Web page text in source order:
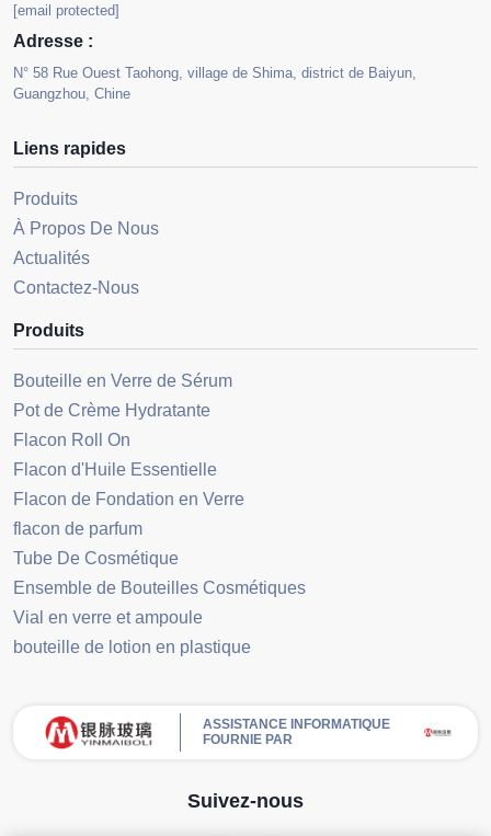
[email protected]
Adresse :
N° 58 Rue Ouest Taohong, village de Shima, district de Baiyun,
Guangzhou, Chine
Liens rapides
Produits
À Propos De Nous
Actualités
Contactez-Nous
Produits
Bouteille en Verre de Sérum
Pot de Crème Hydratante
Flacon Roll On
Flacon d'Huile Essentielle
Flacon de Fondation en Verre
flacon de parfum
Tube De Cosmétique
Ensemble de Bouteilles Cosmétiques
Vial en verre et ampoule
bouteille de lotion en plastique
ASSISTANCE INFORMATIQUE
FOURNIE PAR
Suivez-nous